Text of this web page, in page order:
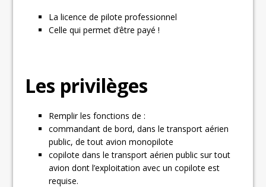
La licence de pilote professionnel
Celle qui permet d’être payé !
Les privilèges
Remplir les fonctions de :
commandant de bord, dans le transport aérien
public, de tout avion monopilote
copilote dans le transport aérien public sur tout
avion dont l’exploitation avec un copilote est
requise.